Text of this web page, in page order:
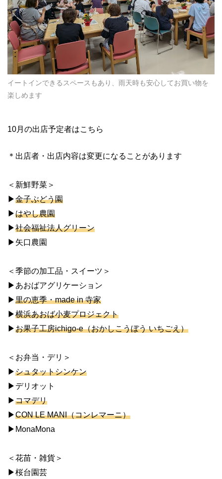
イートインできるスペースもあり、雨天時も安心してお買い物を
楽しめます
10月の出店予定者はこちら
＊出店者・出店内容は変更になることがあります
＜新鮮野菜＞
▶︎金子ぶどう園
▶︎はやし農園
▶︎社会福祉法人グリーン
▶︎矢口農園
＜季節の加工品・スイーツ＞
▶︎あおばアグリケーション
▶︎︎里の恵季・made in 寺家
▶︎︎横浜あおば小麦プロジェクト
▶︎お果子工房ichigo-e（おかしこうぼう いちごえ）
＜お弁当・デリ＞
▶︎シュタットシンケン
▶︎デリオット
▶︎︎コマデリ
▶︎CON LE MANI（コンレマーニ）
▶︎MonaMona
＜花苗・雑貨＞
▶︎桜台園芸